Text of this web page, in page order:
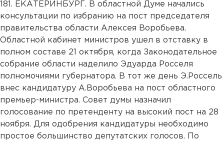
181. ЕКАТЕРИНБУРГ. В областной Думе начались
консультации по избранию на пост председателя
правительства области Алексея Воробьева.
Областной кабинет министров ушел в отставку в
полном составе 21 октября, когда Законодательное
собрание области наделило Эдуарда Росселя
полномочиями губернатора. В тот же день Э.Россель
внес кандидатуру А.Воробьева на пост областного
премьер-министра. Совет думы назначил
голосование по претенденту на высокий пост на 28
ноября. Для одобрения кандидатуры необходимо
простое большинство депутатских голосов. По